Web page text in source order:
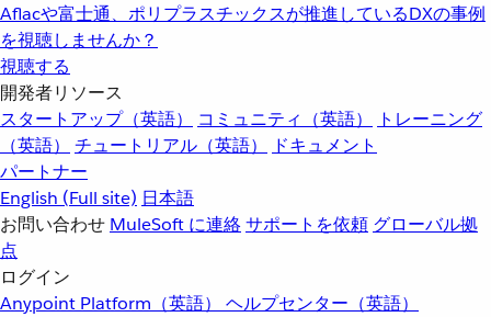
Aflacや富士通、ポリプラスチックスが推進しているDXの事例
を視聴しませんか？
視聴する
開発者リソース
スタートアップ（英語）
コミュニティ（英語）
トレーニング
（英語）
チュートリアル（英語）
ドキュメント
パートナー
English (Full site) 日本語
お問い合わせ MuleSoft に連絡サポートを依頼 グローバル拠
点
ログイン
Anypoint Platform（英語） ヘルプセンター（英語）